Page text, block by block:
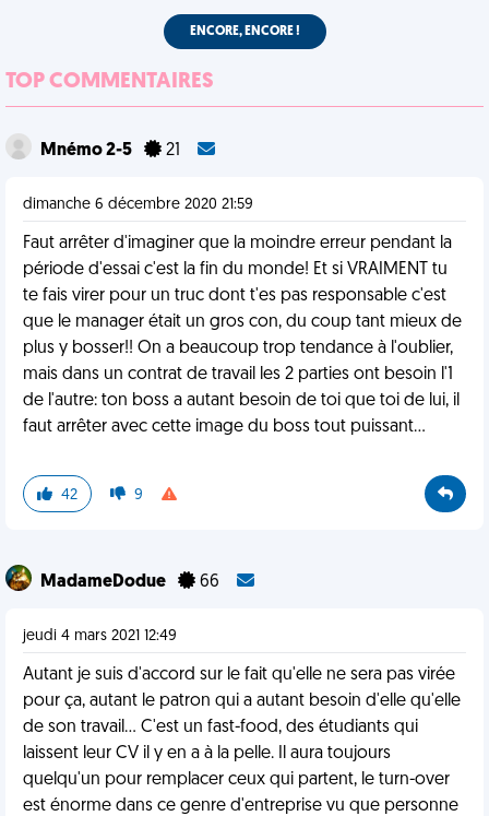
ENCORE, ENCORE !
TOP COMMENTAIRES
Mnémo 2-5 21
dimanche 6 décembre 2020 21:59
Faut arrêter d'imaginer que la moindre erreur pendant la
période d'essai c'est la fin du monde! Et si VRAIMENT tu
te fais virer pour un truc dont t'es pas responsable c'est
que le manager était un gros con, du coup tant mieux de
plus y bosser!! On a beaucoup trop tendance à l'oublier,
mais dans un contrat de travail les 2 parties ont besoin l'1
de l'autre: ton boss a autant besoin de toi que toi de lui, il
faut arrêter avec cette image du boss tout puissant...
42 9
MadameDodue 66
jeudi 4 mars 2021 12:49
Autant je suis d'accord sur le fait qu'elle ne sera pas virée
pour ça, autant le patron qui a autant besoin d'elle qu'elle
de son travail... C'est un fast-food, des étudiants qui
laissent leur CV il y en a à la pelle. Il aura toujours
quelqu'un pour remplacer ceux qui partent, le turn-over
est énorme dans ce genre d'entreprise vu que personne